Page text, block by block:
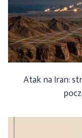
Atak na Iran: